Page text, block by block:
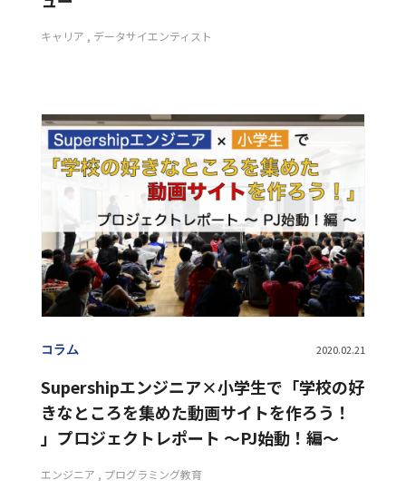
キャリア データサイエンティスト
コラム 2020.02.21
Supershipエンジニア×小学生で「学校の好
きなところを集めた動画サイトを作ろう！
」プロジェクトレポート 〜PJ始動！編〜
エンジニア プログラミング教育